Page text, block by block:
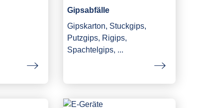
Gipsabfälle
Gipskarton, Stuckgips,
Putzgips, Rigips,
Spachtelgips, ...